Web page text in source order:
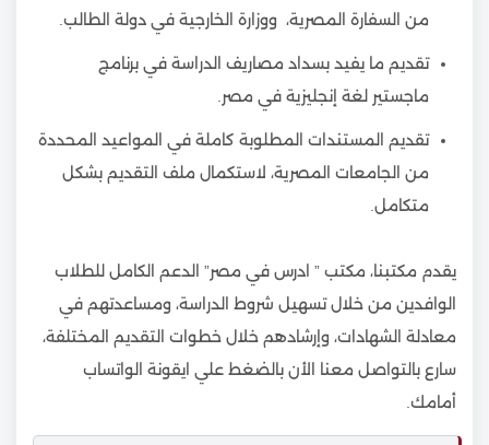
من السفارة المصرية، ووزارة الخارجية في دولة الطالب.
تقديم ما يفيد بسداد مصاريف الدراسة في برنامج
ماجستير لغة إنجليزية في مصر.
تقديم المستندات المطلوبة كاملة في المواعيد المحددة
من الجامعات المصرية، لاستكمال ملف التقديم بشكل
متكامل.
يقدم مكتبنا، مكتب ” ادرس في مصر” الدعم الكامل للطلاب
الوافدين من خلال تسهيل شروط الدراسة، ومساعدتهم في
معادلة الشهادات، وإرشادهم خلال خطوات التقديم المختلفة،
سارع بالتواصل معنا الأن بالضغط علي ايقونة الواتساب
أمامك.